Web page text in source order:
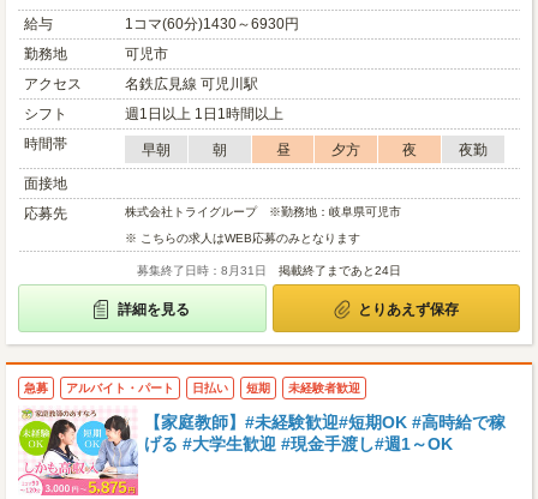
給与
1コマ(60分)1430～6930円
勤務地
可児市
アクセス
名鉄広見線 可児川駅
シフト
週1日以上 1日1時間以上
時間帯
早朝 朝 昼 夕方 夜
夜勤
面接地
応募先
株式会社トライグループ ※勤務地：岐阜県可児市
※ こちらの求人はWEB応募のみとなります
募集終了日時：8月31日 掲載終了まであと24日
詳細を見る とりあえず保存
急募 アルバイト・パート 日払い 短期 未経験者歓迎
【家庭教師】#未経験歓迎#短期OK #高時給で稼
げる #大学生歓迎 #現金手渡し#週1～OK